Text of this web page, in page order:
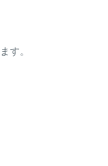
す。